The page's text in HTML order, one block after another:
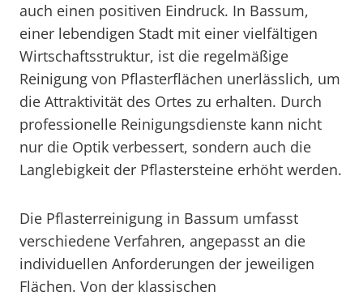
auch einen positiven Eindruck. In Bassum,
einer lebendigen Stadt mit einer vielfältigen
Wirtschaftsstruktur, ist die regelmäßige
Reinigung von Pflasterflächen unerlässlich, um
die Attraktivität des Ortes zu erhalten. Durch
professionelle Reinigungsdienste kann nicht
nur die Optik verbessert, sondern auch die
Langlebigkeit der Pflastersteine erhöht werden.
Die Pflasterreinigung in Bassum umfasst
verschiedene Verfahren, angepasst an die
individuellen Anforderungen der jeweiligen
Flächen. Von der klassischen